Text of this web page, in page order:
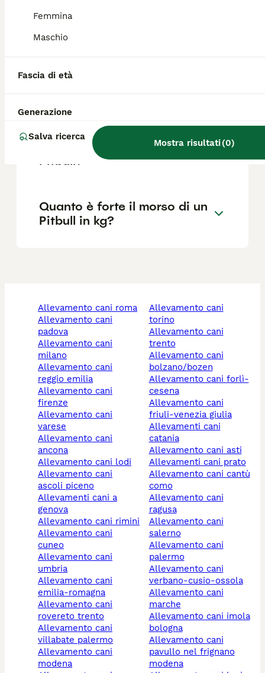
Femmina
Maschio
Fascia di età
Generazione
Salva ricerca
Mostra risultati(0)
Come mai i Pitbull sono così
Qual è la migliore razza di
Pitbull?
Quanto è forte il morso di un
Pitbull in kg?
allevamento cani roma
allevamento cani
padova
allevamento cani
milano
allevamento cani
reggio emilia
allevamento cani
firenze
allevamento cani
varese
allevamento cani
ancona
allevamento cani lodi
allevamento cani
ascoli piceno
allevamenti cani a
genova
allevamento cani rimini
allevamento cani
cuneo
allevamento cani
umbria
allevamento cani
emilia-romagna
allevamento cani
rovereto trento
allevamento cani
villabate palermo
allevamento cani
modena
allevamento cani
torino
allevamento cani
trento
allevamento cani
bolzano/bozen
allevamento cani forlì-
cesena
allevamento cani
friuli-venezia giulia
allevamenti cani
catania
allevamento cani asti
allevamenti cani prato
allevamento cani cantù
como
allevamento cani
ragusa
allevamento cani
salerno
allevamento cani
palermo
allevamento cani
verbano-cusio-ossola
allevamento cani
marche
allevamento cani imola
bologna
allevamento cani
pavullo nel frignano
modena